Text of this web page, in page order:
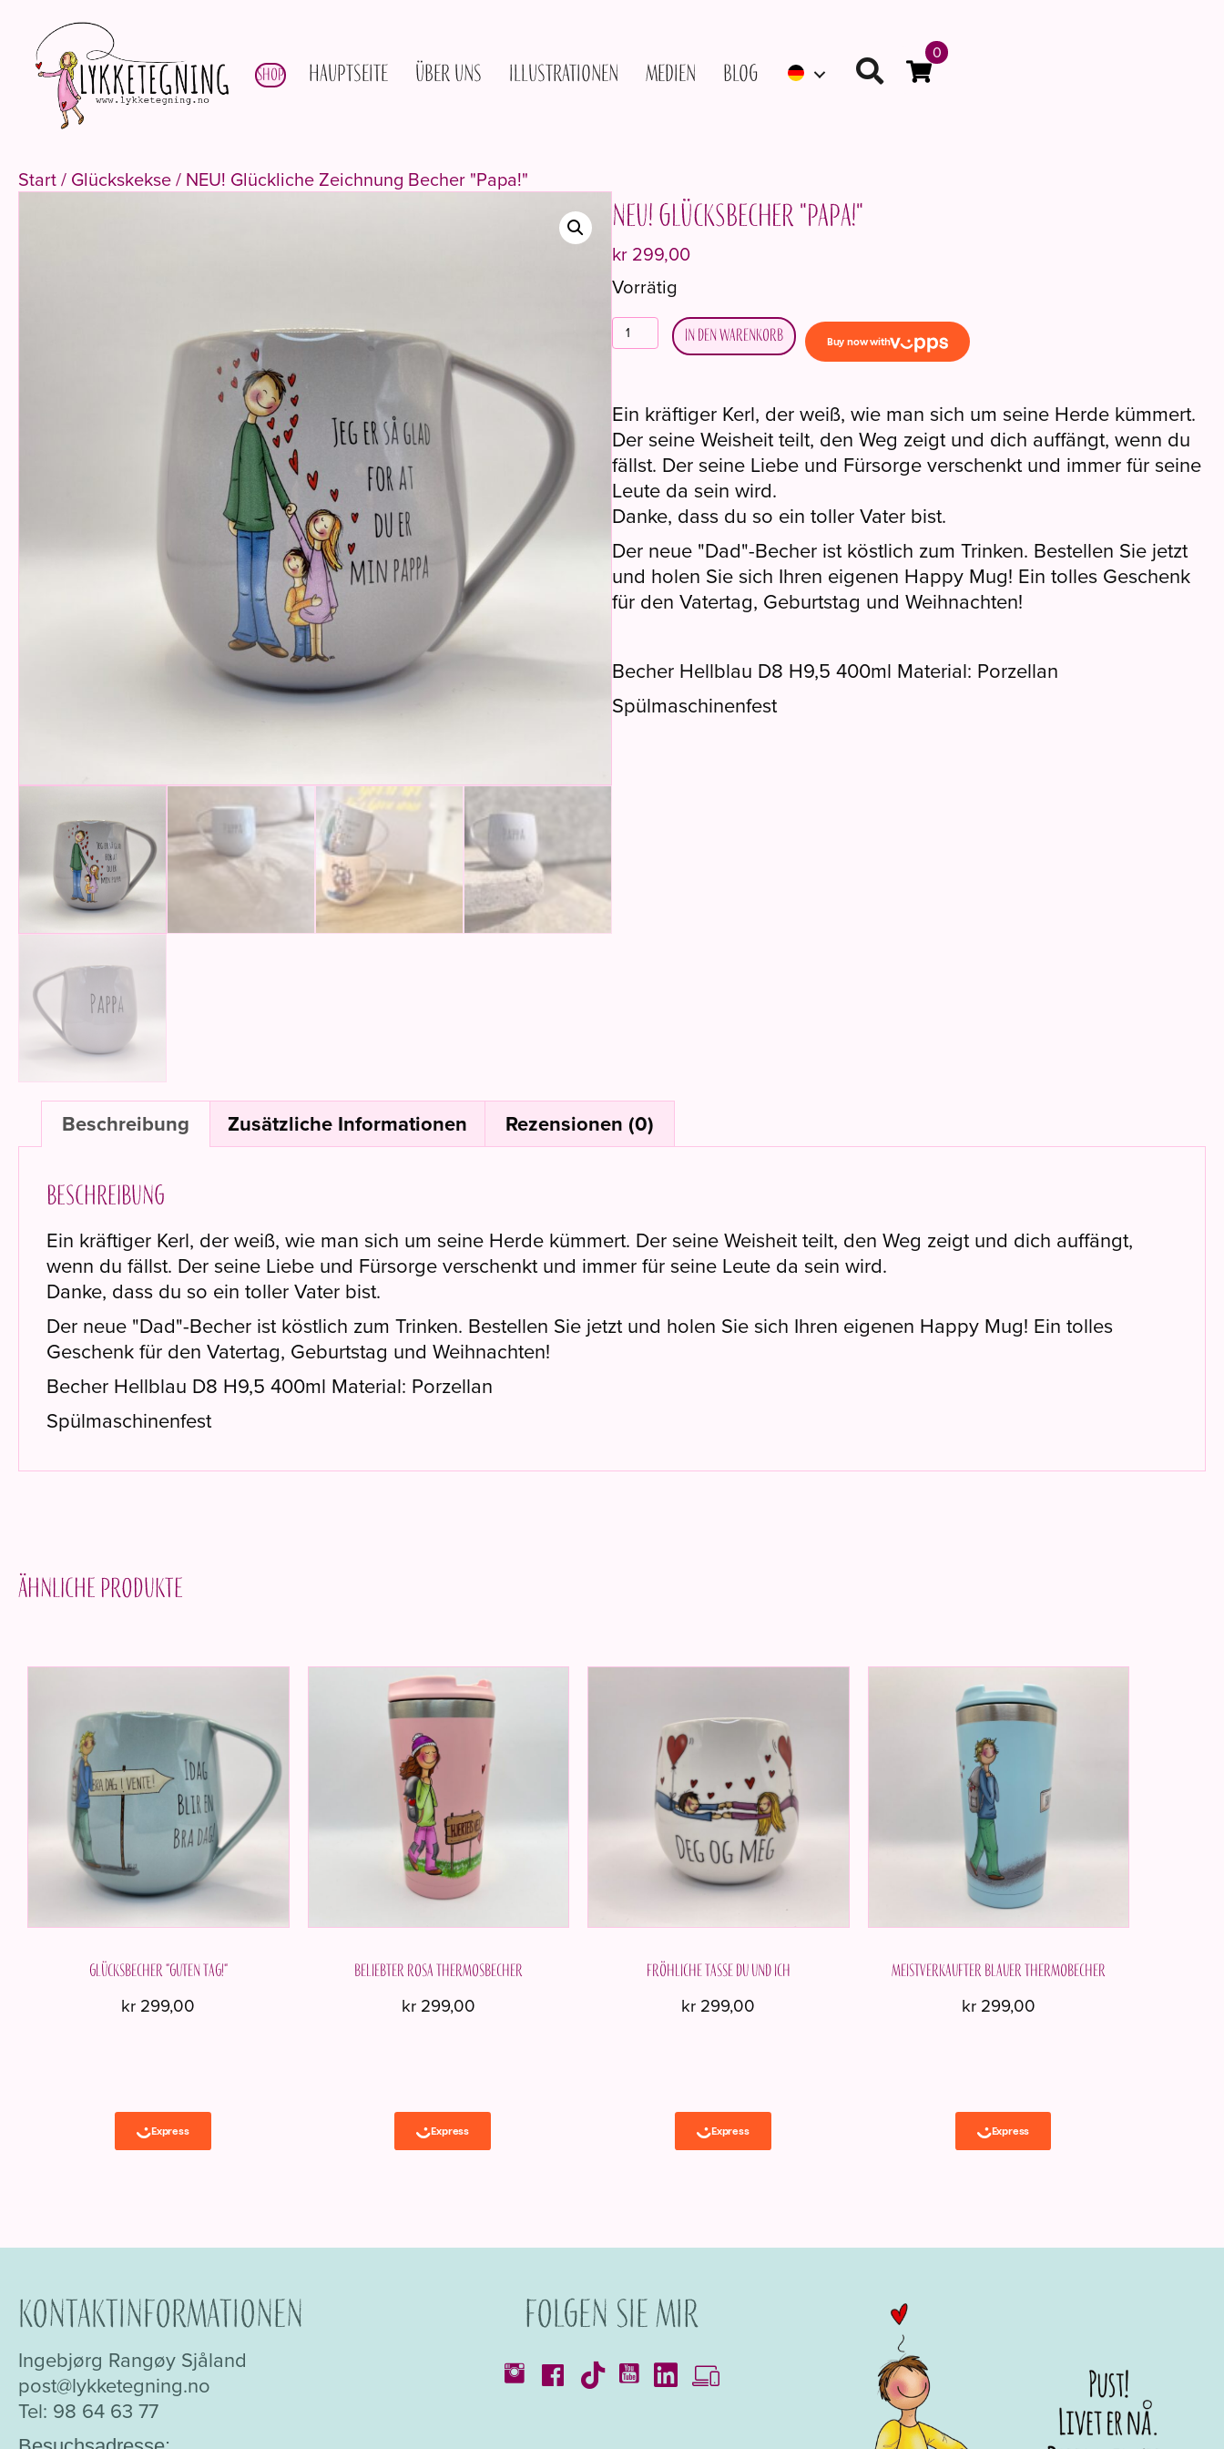
Shop Hauptseite Über uns Illustrationen Medien Blog
0
Start/ Glückskekse/ NEU! Glückliche Zeichnung Becher "Papa!"
NEU! Glücksbecher "Papa!"
kr 299,00
Vorrätig
NYHET!
Lykketegningkrus
Menge
In den Warenkorb
Ein kräftiger Kerl, der weiß, wie man sich um seine Herde kümmert.
Der seine Weisheit teilt, den Weg zeigt und dich auffängt, wenn du
fällst. Der seine Liebe und Fürsorge verschenkt und immer für seine
Leute da sein wird.
Danke, dass du so ein toller Vater bist.
Der neue "Dad"-Becher ist köstlich zum Trinken. Bestellen Sie jetzt
und holen Sie sich Ihren eigenen Happy Mug! Ein tolles Geschenk
für den Vatertag, Geburtstag und Weihnachten!
Becher Hellblau D8 H9,5 400ml Material: Porzellan
Spülmaschinenfest
Beschreibung Zusätzliche Informationen Rezensionen (0)
Beschreibung
Ein kräftiger Kerl, der weiß, wie man sich um seine Herde kümmert. Der seine Weisheit teilt, den Weg zeigt und dich auffängt,
wenn du fällst. Der seine Liebe und Fürsorge verschenkt und immer für seine Leute da sein wird.
Danke, dass du so ein toller Vater bist.
Der neue "Dad"-Becher ist köstlich zum Trinken. Bestellen Sie jetzt und holen Sie sich Ihren eigenen Happy Mug! Ein tolles
Geschenk für den Vatertag, Geburtstag und Weihnachten!
Becher Hellblau D8 H9,5 400ml Material: Porzellan
Spülmaschinenfest
Ähnliche Produkte
Glücksbecher "Guten Tag!"
kr 299,00
Beliebter rosa Thermosbecher
kr299,00
Fröhliche Tasse Du und ich
kr 299,00
Meistverkaufter blauer Thermobecher
kr299,00
Kontaktinformationen
Ingebjørg Rangøy Sjåland
post@lykketegning.no
Tel: 98 64 63 77
Folgen Sie mir
Kataloge